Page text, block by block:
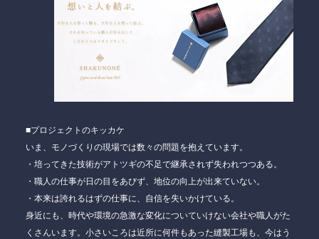
■プロジェクトのキッカケ
いま、モノづくりの現場では数々の問題を抱えています。
・培ってきた技術がアトツギの不足で継承されず失われつつある。
・職人の仕事が日の目をあびず、地位の向上が出来ていない。
・本来は誇れるはずの仕事に、自信を失いかけている。
身近にも、時代や環境の急激な変化についていけない会社や職人がた
くさんいます。小さいころは近所に何件もあった縫製工場も、今はう